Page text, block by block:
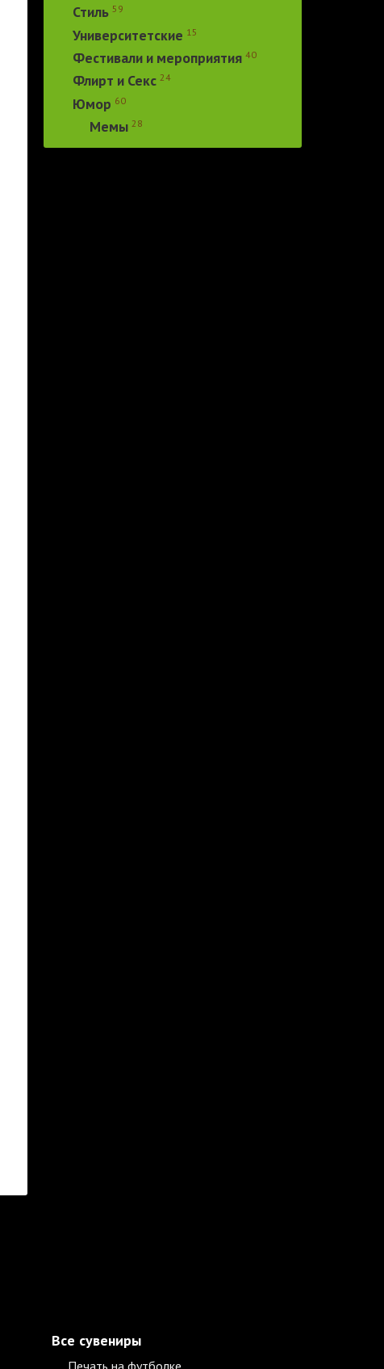
Стиль 59
Университетские 15
Фестивали и мероприятия 40
Флирт и Секс 24
Юмор 60
Мемы 28
Все сувениры
Печать на футболке